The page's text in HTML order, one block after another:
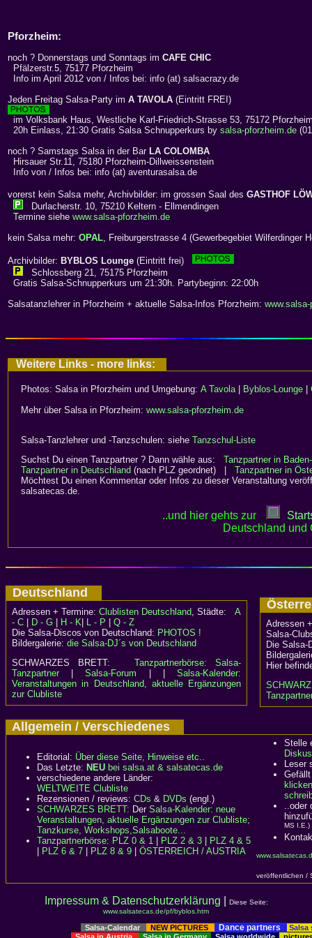
Pforzheim:
noch ? Donnerstags und Sonntags im CAFE CHIC
Pfälzerstr.5, 75177 Pforzheim
Info im April 2012 von / Infos bei: info (at) salsacrazy.de
Jeden Freitag Salsa-Party im A TAVOLA (Eintritt FREI)
im Volksbank Haus, Westliche Karl-Friedrich-Strasse 53, 75172
20h Einlass, 21:30 Gratis Salsa Schnupperkurs by salsa-pforzheim.de
noch ? Samstags Salsa in der Bar LA COLOMBA
Hirsauer Str.11, 75180 Pforzheim-Dillweissenstein
Info von / Infos bei: info (at) aventurasalsa.de
vorerst kein Salsa mehr, Archivbilder: im grossen Saal des GASTHOF
Durlacherstr. 10, 75210 Keltern - Ellmendingen
Termine siehe www.salsa-pforzheim.de
kein Salsa mehr: OPAL , Freiburgerstrasse 4 (Gewerbegebiet Wilferdinger
Archivbilder: BYBLOS Lounge (Eintritt frei)
Schlossberg 21, 75175 Pforzheim
Gratis Salsa-Schnupperkurs um 21:30h. Partybeginn: 22:00h
Salsatanzlehrer in Pforzheim + aktuelle Salsa-Infos Pforzheim:
Weitere Links - more links:
Photos: Salsa in Pforzheim und Umgebung: A Tavola| Byblos-Lounge
Mehr über Salsa in Pforzheim: www.salsa-pforzheim.de
Salsa-Tanzlehrer und -Tanzschulen: siehe Tanzschul-Liste
Suchst Du einen Tanzpartner ? Dann wähle aus: Tanzpartner in
Tanzpartner in Deutschland (nach PLZ geordnet) | Tanzpartner in
Möchtest Du einen Kommentar oder Infos zu dieser Veranstaltung
salsatecas.de.
..und hier gehts zur
Deutschland und
Deutschland
Adressen + Termine: Clublisten Deutschland, Städte: A
- C
D - G H - K L - P
Q - Z
Die Salsa-Discos von Deutschland: PHOTOS !
Bildergalerie: die Salsa-DJ´s von Deutschland
SCHWARZES BRETT:Tanzpartnerbörse: Salsa-
Tanzpartner|Salsa-Forum | |Salsa-Kalender:
Veranstaltungen in Deutschland, aktuelle Ergänzungen
zur Clubliste
Adressen
Salsa-
Die
Hier
Allgemein / Verschiedenes
Editorial: Über diese Seite, Hinweise etc..
Das Letzte: NEU bei salsa.at & salsatecas.de
verschiedene andere Länder:
WELTWEITE Clubliste
Rezensionen / reviews: CDs & DVDs (engl.)
SCHWARZES BRETT: Der Salsa-Kalender: neue
Veranstaltungen, aktuelle Ergänzungen zur Clubliste;
Tanzkurse, Workshops,Salsaboote...
Tanzpartnerbörse: PLZ 0 & 1 PLZ 2 & 3
PLZ 4 & 5
PLZ 6 & 7 PLZ 8 & 9 ÖSTERREICH / AUSTRIA
Stelle
Leser
klicken
..oder
MS I.E.)
veröffentlichen /
Impressum & Datenschutzerklärung
Diese Seite:
www.salsatecas.de/pf/byblos.htm
Salsa-Calendar NEW PICTURES Dance partners
Salsa